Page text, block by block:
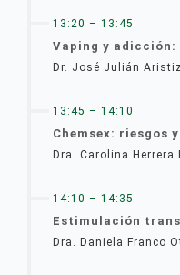
13:20 – 13:45
Vaping y adicción:
Dr. José Julián
13:45 – 14:10
Chemsex: riesgos
Dra. Carolina Herrera
14:10 – 14:35
Estimulación
Dra. Daniela Franco